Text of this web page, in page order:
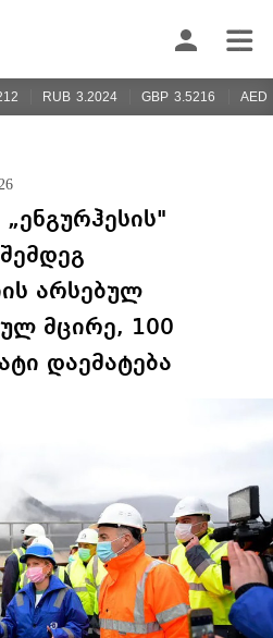
RUB 3.2024 GBP 3.5216 AED
არსებულ
მცირე, 100
დაემატება